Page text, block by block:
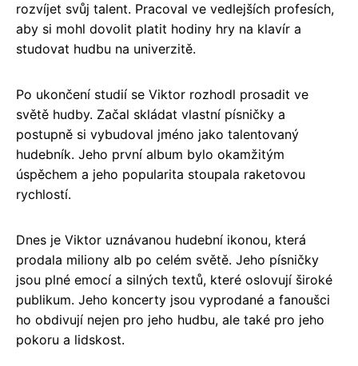
rozvíjet svůj talent. Pracoval ve vedlejších profesích,
aby si mohl dovolit platit hodiny hry na klavír a
studovat hudbu na univerzitě.
Po ukončení studií se Viktor rozhodl prosadit ve
světě hudby. Začal skládat vlastní písničky a
postupně si vybudoval jméno jako talentovaný
hudebník. Jeho první album bylo okamžitým
úspěchem a jeho popularita stoupala raketovou
rychlostí.
Dnes je Viktor uznávanou hudební ikonou, která
prodala miliony alb po celém světě. Jeho písničky
jsou plné emocí a silných textů, které oslovují široké
publikum. Jeho koncerty jsou vyprodané a fanoušci
ho obdivují nejen pro jeho hudbu, ale také pro jeho
pokoru a lidskost.